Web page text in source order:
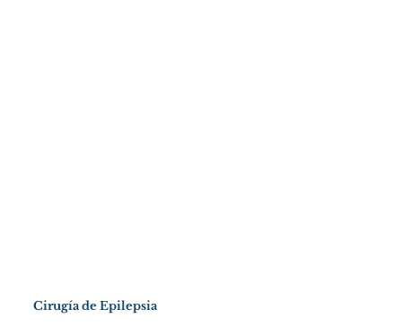
Cirugía de Epilepsia